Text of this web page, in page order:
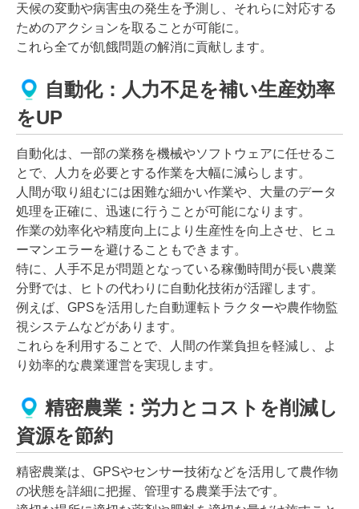
天候の変動や病害虫の発生を予測し、それらに対応する
ためのアクションを取ることが可能に。
これら全てが飢餓問題の解消に貢献します。
自動化：人力不足を補い生産効率
をUP
自動化は、一部の業務を機械やソフトウェアに任せるこ
とで、人力を必要とする作業を大幅に減らします。
人間が取り組むには困難な細かい作業や、大量のデータ
処理を正確に、迅速に行うことが可能になります。
作業の効率化や精度向上により生産性を向上させ、ヒュ
ーマンエラーを避けることもできます。
特に、人手不足が問題となっている稼働時間が長い農業
分野では、ヒトの代わりに自動化技術が活躍します。
例えば、GPSを活用した自動運転トラクターや農作物監
視システムなどがあります。
これらを利用することで、人間の作業負担を軽減し、よ
り効率的な農業運営を実現します。
精密農業：労力とコストを削減し
資源を節約
精密農業は、GPSやセンサー技術などを活用して農作物
の状態を詳細に把握、管理する農業手法です。